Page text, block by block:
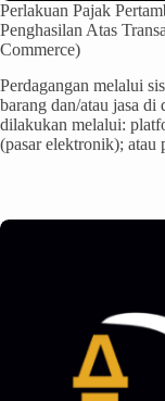
Perlakuan Pajak
Penghasilan Atas
Commerce)
Perdagangan melalui
barang dan/atau jasa di
dilakukan melalui:
(pasar elektronik);